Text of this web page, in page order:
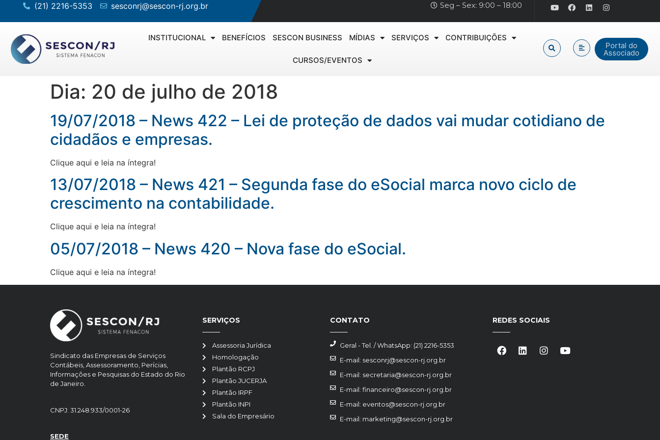
(21) 2216-5353 sesconrj@sescon-rj.org.br Seg – Sex: 9:00 – 18:00
INSTITUCIONAL BENEFÍCIOS SESCON BUSINESS MÍDIAS SERVIÇOS CONTRIBUIÇÕES
CURSOS/EVENTOS
Portal do
Associado
Dia: 20 de julho de 2018
19/07/2018 – News 422 – Lei de proteção de dados vai mudar cotidiano de
cidadãos e empresas.
Clique aqui e leia na íntegra!
13/07/2018 – News 421 – Segunda fase do eSocial marca novo ciclo de
crescimento na contabilidade.
Clique aqui e leia na íntegra!
05/07/2018 – News 420 – Nova fase do eSocial.
Clique aqui e leia na íntegra!
Sindicato das Empresas de Serviços
Contábeis, Assessoramento, Perícias,
Informações e Pesquisas do Estado do Rio
de Janeiro.
CNPJ: 31.248.933/0001-26
SEDE
SERVIÇOS
Assessoria Jurídica
Homologação
Plantão RCPJ
Plantão JUCERJA
Plantão IRPF
Plantão INPI
Sala do Empresário
CONTATO
Geral - Tel. / WhatsApp: (21) 2216-5353
E-mail: sesconrj@sescon-rj.org.br
E-mail: secretaria@sescon-rj.org.br
E-mail: financeiro@sescon-rj.org.br
E-mail: eventos@sescon-rj.org.br
E-mail: marketing@sescon-rj.org.br
REDES SOCIAIS